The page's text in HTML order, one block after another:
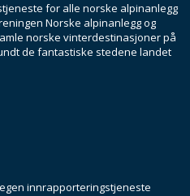
for alle norske alpinanlegg
Norske alpinanlegg og
norske vinterdestinasjoner på
de fantastiske stedene landet
innrapporteringstjeneste